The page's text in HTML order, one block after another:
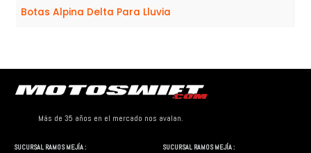
Botas Alpina Delta Para Lluvia
Más de 35 años en el mercado nos avalan.
SUCURSAL RAMOS MEJÍA :
SUCURSAL RAMOS MEJÍA :